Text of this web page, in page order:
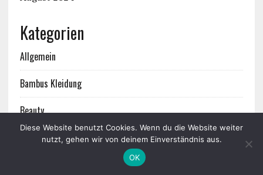
Kategorien
Allgemein
Bambus Kleidung
Beauty
Diese Website benutzt Cookies. Wenn du die Website weiter
nutzt, gehen wir von deinem Einverständnis aus.
OK